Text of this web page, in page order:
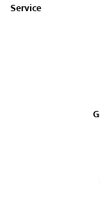
Service